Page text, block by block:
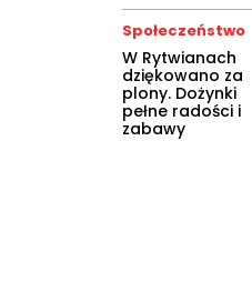
Społeczeństwo
W Rytwianach
dziękowano za
plony. Dożynki
pełne radości i
zabawy